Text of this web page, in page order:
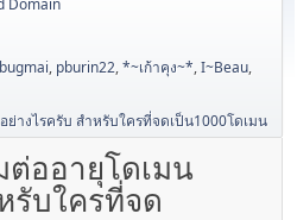
Domain
bugmai, pburin22,*~เก้าคุง~*,I~Beau,
างไรครับ สำหรับใครที่จดเป็น1000โดเมน
ออายุโดเมน
รับใครที่จด